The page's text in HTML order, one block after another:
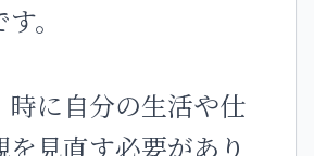
。
時に自分の生活や仕
見直す必要があり